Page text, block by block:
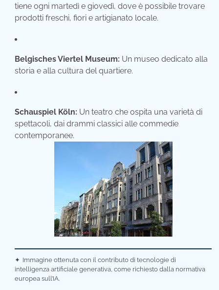
tiene ogni martedì e giovedì, dove è possibile trovare
prodotti freschi, fiori e artigianato locale.
Belgisches Viertel Museum: Un museo dedicato alla
storia e alla cultura del quartiere.
Schauspiel Köln: Un teatro che ospita una varietà di
spettacoli, dai drammi classici alle commedie
contemporanee.
✦ Immagine ottenuta con il contributo di tecnologie di
intelligenza artificiale generativa, come richiesto dalla normativa
europea sull’IA.